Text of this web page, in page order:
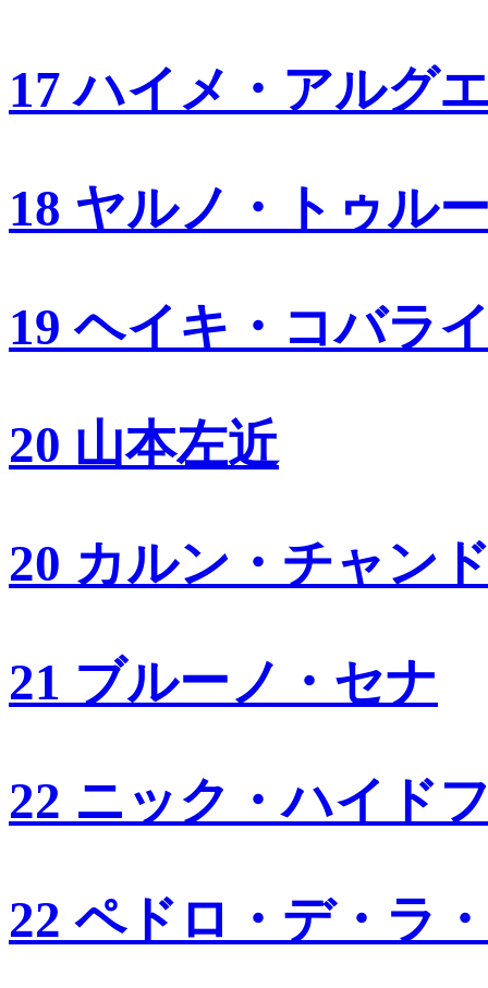
17 ハイメ・アルグ
18 ヤルノ・トゥル
19 ヘイキ・コバラ
20 山本左近
20 カルン・チャン
21 ブルーノ・セナ
22 ニック・ハイド
22 ペドロ・デ・ラ